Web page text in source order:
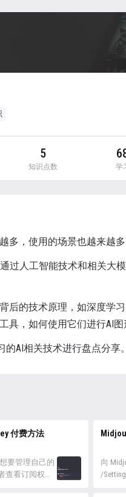
5
知识点数 学
多，使用的场景也越来越
过人工智能技术和相关大
后的技术原理，如深度学
具，如何使用它们进行AI
AI相关技术进行盘点分享。
付费方法
要管理自己的
查看订阅权
向
/